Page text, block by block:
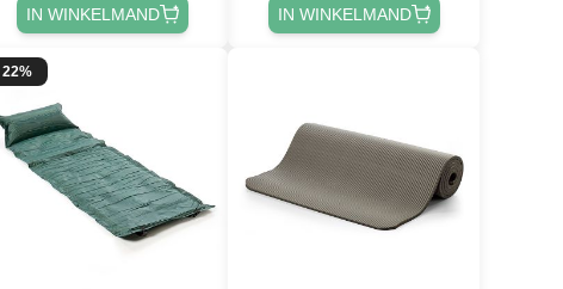
IN WINKELMAND IN WINKELMAND
22%